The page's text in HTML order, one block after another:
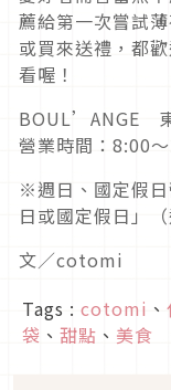
薦給第一次嘗試
或買來送禮，都
看喔！
BOUL’ANGE
營業時間：8:00
※週日、國定假日
日或國定假日」
文／cotomi
Tags : cotomi 、
袋 、 甜點 、 美食